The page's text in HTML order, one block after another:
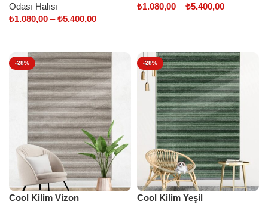
Odası Halısı
₺1.080,00 –₺5.400,00
₺1.080,00 –₺5.400,00
-28%
Cool Kilim Vizon
-28%
Cool Kilim Yeşil